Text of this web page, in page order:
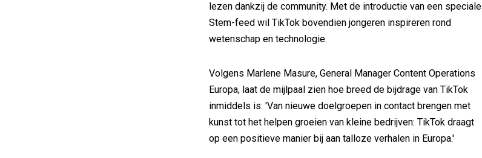
lezen dankzij de community. Met de introductie van een speciale
Stem-feed wil TikTok bovendien jongeren inspireren rond
wetenschap en technologie.
Volgens Marlene Masure, General Manager Content Operations
Europa, laat de mijlpaal zien hoe breed de bijdrage van TikTok
inmiddels is: 'Van nieuwe doelgroepen in contact brengen met
kunst tot het helpen groeien van kleine bedrijven: TikTok draagt
op een positieve manier bij aan talloze verhalen in Europa.'